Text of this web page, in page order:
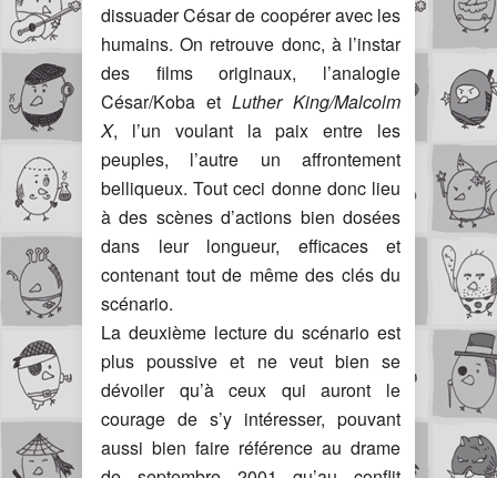
dissuader César de coopérer avec les
humains. On retrouve donc, à l’instar
des films originaux, l’analogie
César/Koba et Luther King/Malcolm
X, l’un voulant la paix entre les
peuples, l’autre un affrontement
belliqueux. Tout ceci donne donc lieu
à des scènes d’actions bien dosées
dans leur longueur, efficaces et
contenant tout de même des clés du
scénario.
La deuxième lecture du scénario est
plus poussive et ne veut bien se
dévoiler qu’à ceux qui auront le
courage de s’y intéresser, pouvant
aussi bien faire référence au drame